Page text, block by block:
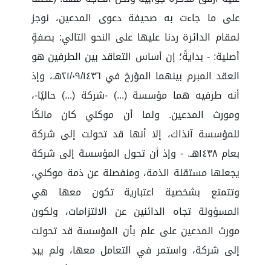
على ما جاءت به صحيفة دعوى المدعين، نوجز
لمقام الدائرة ردنا عليها على النحو التالي: بصفةٍ
أصلية: - بدايةً؛ إن أساس التعاقد بين الطرفين هو
العقد المبرم بينهما المؤرخ في ٢١/٠٩/١٤٣٦هـ، وإذ
أنه طرفيه هما مؤسسة (...) -شركة (...) حاليًا-،
ومورث المدعين. ولما أن موكلي كان مالكًا
للمؤسسة آنذاك، إلا أنها قد تحولت إلى شركة
بعام ١٤٣٨هـ. - وإذ أن تحول المؤسسة إلى شركة
يجعلها مستقلة الذمة، ومنفصلة عن ذمة موكلي،
وتتمتع بشخصية اعتبارية تكون معها هي
المسؤولة تجاه الدائنين عن الالتزامات، ولكون
مورث المدعين على علم بأن المؤسسة قد تحولت
إلى شركة، واستمر في التعامل معها، ولم يبدِ